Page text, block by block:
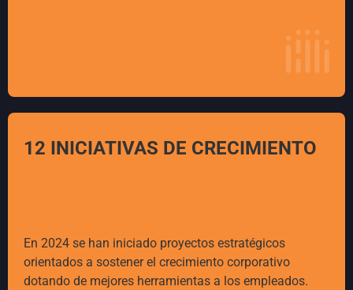
12 INICIATIVAS DE CRECIMIENTO
En 2024 se han iniciado proyectos estratégicos
orientados a sostener el crecimiento corporativo
dotando de mejores herramientas a los empleados.